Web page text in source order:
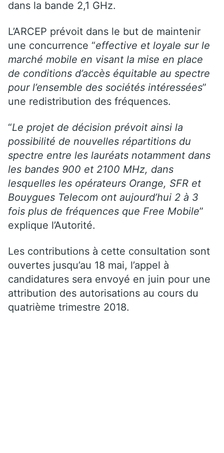
dans la bande 2,1 GHz.
L’ARCEP prévoit dans le but de maintenir
une concurrence “effective et loyale sur le
marché mobile en visant la mise en place
de conditions d’accès équitable au spectre
pour l’ensemble des sociétés intéressées”
une redistribution des fréquences.
“Le projet de décision prévoit ainsi la
possibilité de nouvelles répartitions du
spectre entre les lauréats notamment dans
les bandes 900 et 2100 MHz, dans
lesquelles les opérateurs Orange, SFR et
Bouygues Telecom ont aujourd’hui 2 à 3
fois plus de fréquences que Free Mobile”
explique l’Autorité.
Les contributions à cette consultation sont
ouvertes jusqu’au 18 mai, l’appel à
candidatures sera envoyé en juin pour une
attribution des autorisations au cours du
quatrième trimestre 2018.